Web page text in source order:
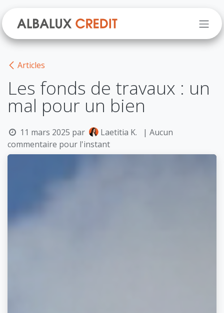
Articles
Les fonds de travaux : un
mal pour un bien
11 mars 2025 par Laetitia K.
| Aucun
commentaire pour l'instant